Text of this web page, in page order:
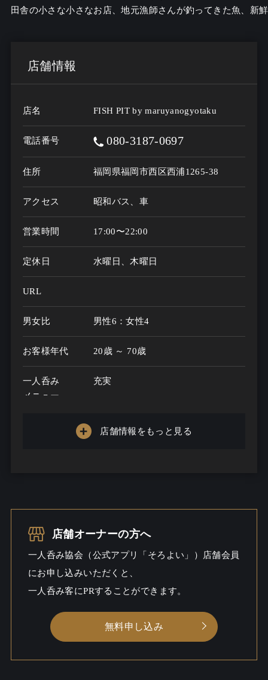
田舎の小さな小さなお店、地元漁師さんが釣ってきた魚、新
店舗情報
店名 FISH PIT by maruyanogyotaku
電話番号 080-3187-0697
住所 福岡県福岡市西区西浦1265-38
アクセス 昭和バス、車
営業時間 17:00〜22:00
定休日 水曜日、木曜日
URL
男女比 男性6：女性4
お客様年代 20歳 ～ 70歳
一人呑み
メニュー
充実
20
シーン
店舗情報をもっと見る
店舗オーナーの方へ
一人呑み協会（公式アプリ「そろよい」）店舗会員
にお申し込みいただくと、
一人呑み客にPRすることができます。
無料申し込み